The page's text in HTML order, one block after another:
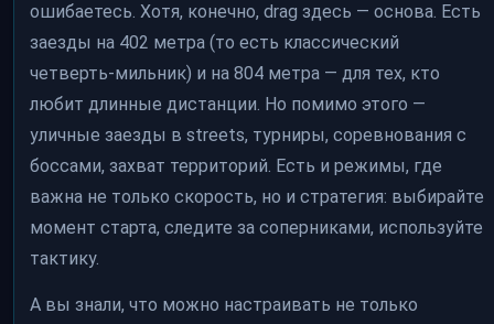
ошибаетесь. Хотя, конечно, drag здесь — основа. Есть
заезды на 402 метра (то есть классический
четверть-мильник) и на 804 метра — для тех, кто
любит длинные дистанции. Но помимо этого —
уличные заезды в streets, турниры, соревнования с
боссами, захват территорий. Есть и режимы, где
важна не только скорость, но и стратегия: выбирайте
момент старта, следите за соперниками, используйте
тактику.
А вы знали, что можно настраивать не только